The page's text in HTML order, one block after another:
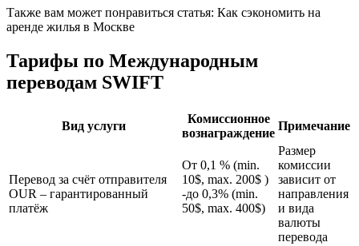
Также вам может понравиться статья: Как сэкономить на
аренде жилья в Москве
Тарифы по Международным
переводам SWIFT
Вид услуги
Комиссионное
вознаграждение
Примечание
Перевод за счёт отправителя
OUR – гарантированный
платёж
От 0,1 % (min.
10$, max. 200$ )
-до 0,3% (min.
50$, max. 400$)
Размер
комиссии
зависит от
направления
и вида
валюты
перевода